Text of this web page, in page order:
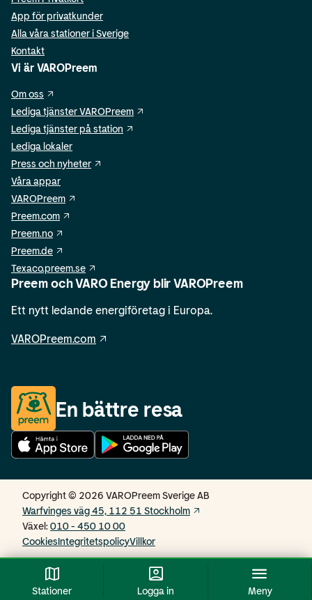
Stationer Logga in Meny
App för privatkunder
Alla våra stationer i Sverige
Kontakt
Vi är VAROPreem
Om oss
Lediga tjänster VAROPreem
Lediga tjänster på station
Lediga lokaler
Press och nyheter
Våra appar
VAROPreem
Preem.com
Preem.no
Preem.de
Texaco.preem.se
Preem och VARO Energy blir VAROPreem
Ett nytt ledande energiföretag i Europa.
VAROPreem.com
En bättre resa
Copyright © 2026 VAROPreem Sverige AB
Warfvinges väg 45, 112 51 Stockholm
Växel:010 - 450 10 00
CookiesIntegritetspolicyVillkor